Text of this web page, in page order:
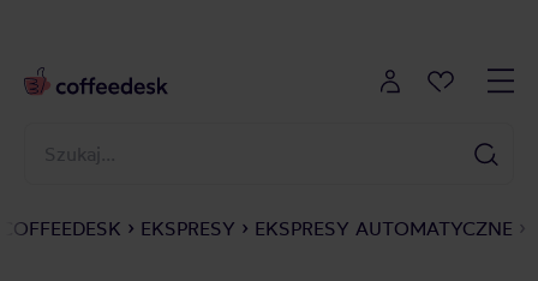
COFFEEDESK EKSPRESY EKSPRESY AUTOMATYCZNE